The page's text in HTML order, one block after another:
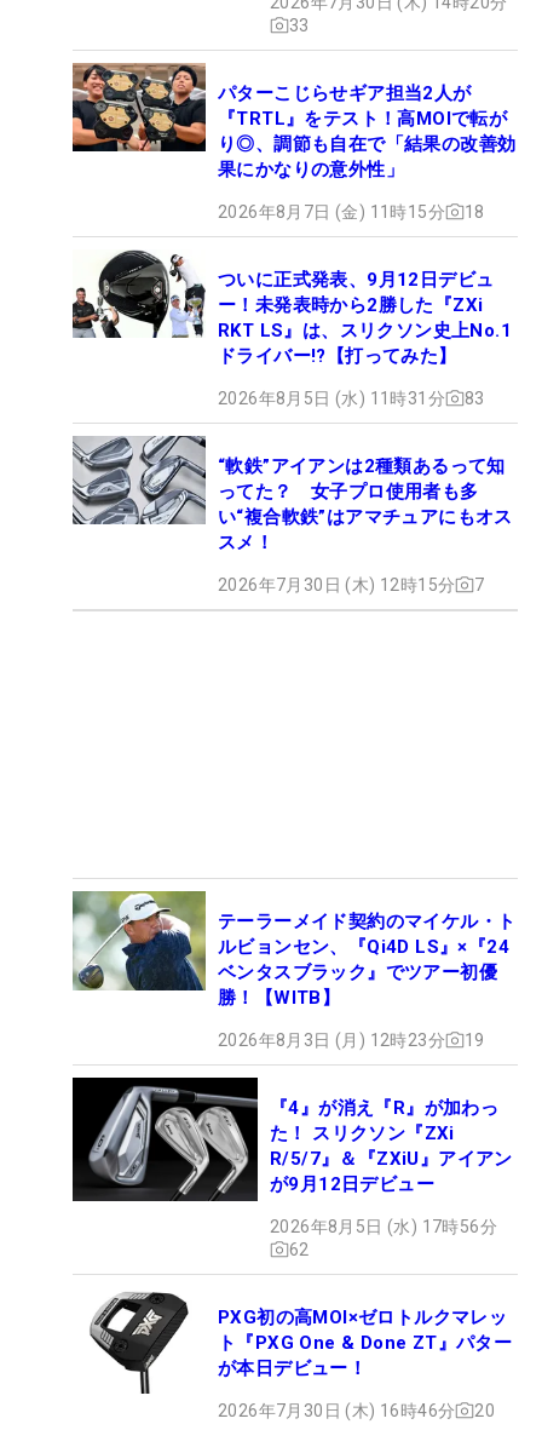
33
パターこじらせギア担当2人が
『TRTL』をテスト！高MOIで転が
り◎、調節も自在で「結果の改善効
果にかなりの意外性」
2026年8月7日 (金) 11時15分 18
ついに正式発表、9月12日デビュ
ー！未発表時から2勝した『ZXi
RKT LS』は、スリクソン史上No.1
ドライバー!?【打ってみた】
2026年8月5日 (水) 11時31分 83
“軟鉄”アイアンは2種類あるって知
ってた？ 女子プロ使用者も多
い“複合軟鉄”はアマチュアにもオス
スメ！
2026年7月30日 (木) 12時15分 7
テーラーメイド契約のマイケル・ト
ルビョンセン、『Qi4D LS』×『24
ベンタスブラック』でツアー初優
勝！【WITB】
2026年8月3日 (月) 12時23分 19
『4』が消え『R』が加わっ
た！ スリクソン『ZXi
R/5/7』＆『ZXiU』アイアン
が9月12日デビュー
2026年8月5日 (水) 17時56分
62
PXG初の高MOI×ゼロトルクマレッ
ト『PXG One & Done ZT』パター
が本日デビュー！
2026年7月30日 (木) 16時46分 20